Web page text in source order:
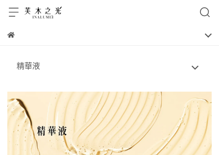
精華液